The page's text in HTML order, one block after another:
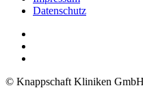
Datenschutz
© Knappschaft Kliniken